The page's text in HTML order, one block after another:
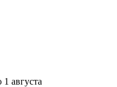
1 августа